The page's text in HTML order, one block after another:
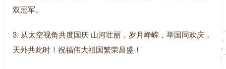
双冠军。
3. 从太空视角共度国庆 山河壮丽，岁月峥嵘，举国同欢庆，
天外共此时！祝福伟大祖国繁荣昌盛！